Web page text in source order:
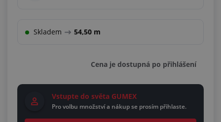
Skladem 54,50 m
Cena je dostupná po přihlášení
Vstupte do světa GUMEX
Pro volbu množství a nákup se prosím přihlaste.